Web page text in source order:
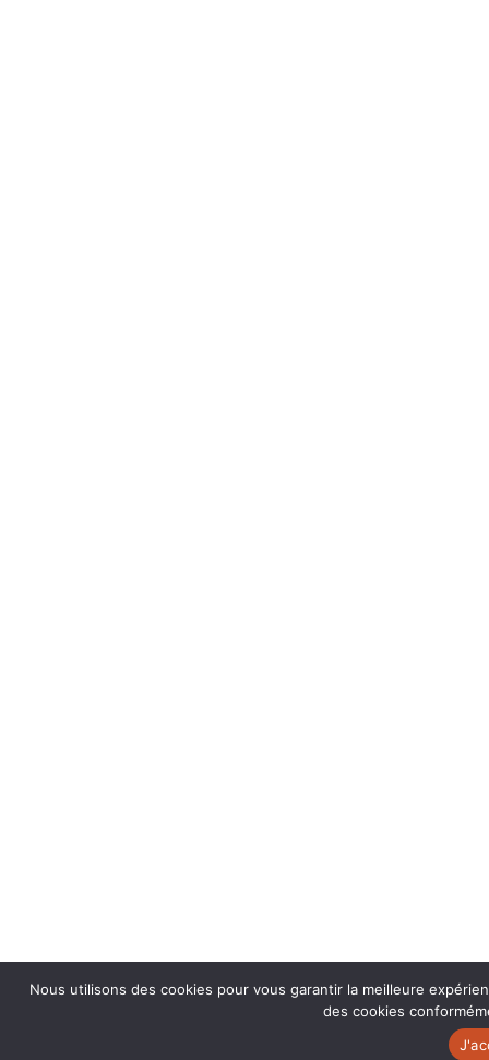
Nous utilisons des cookies pour vous garantir la meilleure
des cookies